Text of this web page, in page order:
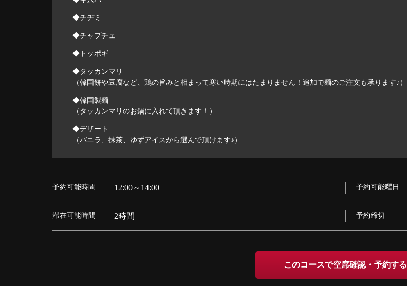
◆チヂミ
◆チャプチェ
◆トッポギ
◆タッカンマリ
（韓国餅や豆腐など、鶏の旨みと相まって寒い時期にはたまりません！追加で麺のご注文も承ります♪）
◆韓国製麺
（タッカンマリのお鍋に入れて頂きます！）
◆デザート
（バニラ、抹茶、ゆずアイスから選んで頂けます♪）
予約可能時間 12:00～14:00 予約可能曜日
滞在可能時間 2時間 予約締切
このコースで空席確認・予約する